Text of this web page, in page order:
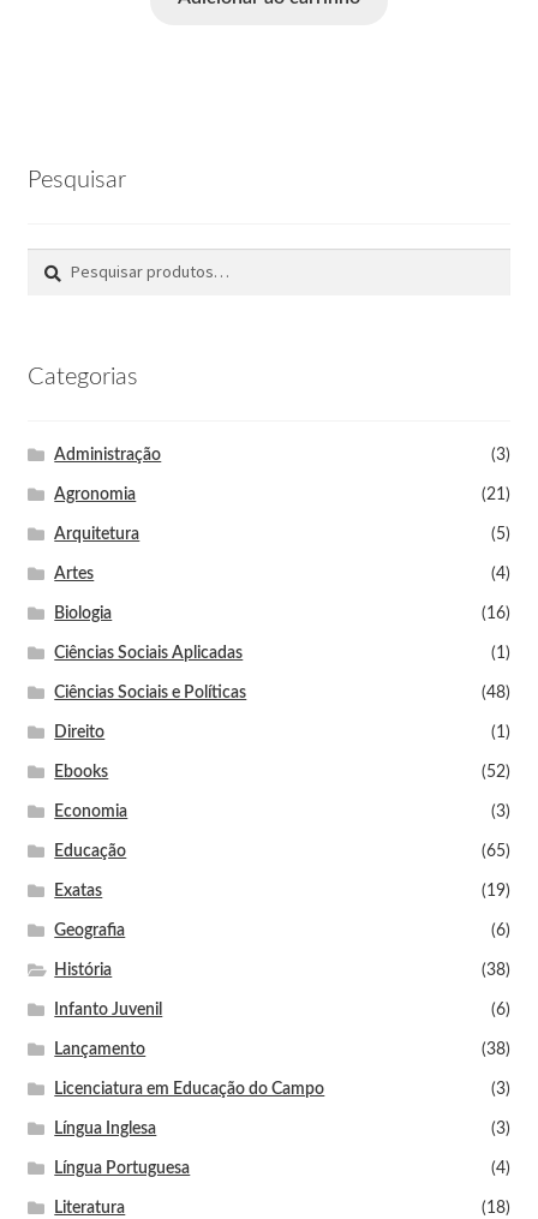
Pesquisar
Pesquisar
Categorias
Administração (3)
Agronomia (21)
Arquitetura (5)
Artes (4)
Biologia (16)
Ciências Sociais Aplicadas (1)
Ciências Sociais e Políticas (48)
Direito (1)
Ebooks (52)
Economia (3)
Educação (65)
Exatas (19)
Geografia (6)
História (38)
Infanto Juvenil (6)
Lançamento (38)
Licenciatura em Educação do Campo (3)
Língua Inglesa (3)
Língua Portuguesa (4)
Literatura (18)